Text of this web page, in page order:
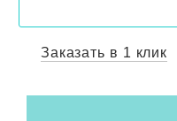
Заказать в 1 клик